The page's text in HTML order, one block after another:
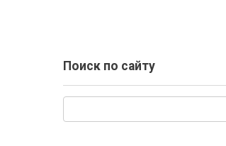
Поиск по сайту